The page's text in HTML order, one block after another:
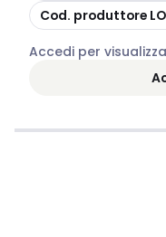
copia
Cod. produttore
Accedi per